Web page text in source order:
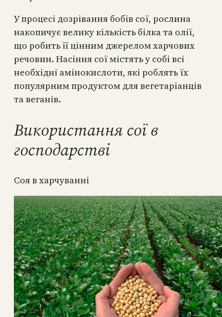
У процесі дозрівання бобів сої, рослина
накопичує велику кількість білка та олії,
що робить її цінним джерелом харчових
речовин. Насіння сої містять у собі всі
необхідні амінокислоти, які роблять їх
популярним продуктом для вегетаріанців
та веганів.
Використання сої в
господарстві
Соя в харчуванні